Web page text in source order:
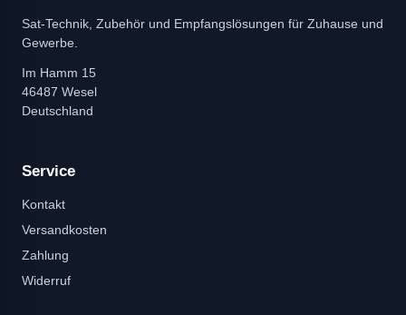
Sat-Technik, Zubehör und Empfangslösungen für Zuhause und
Gewerbe.
Im Hamm 15
46487 Wesel
Deutschland
Service
Kontakt
Versandkosten
Zahlung
Widerruf